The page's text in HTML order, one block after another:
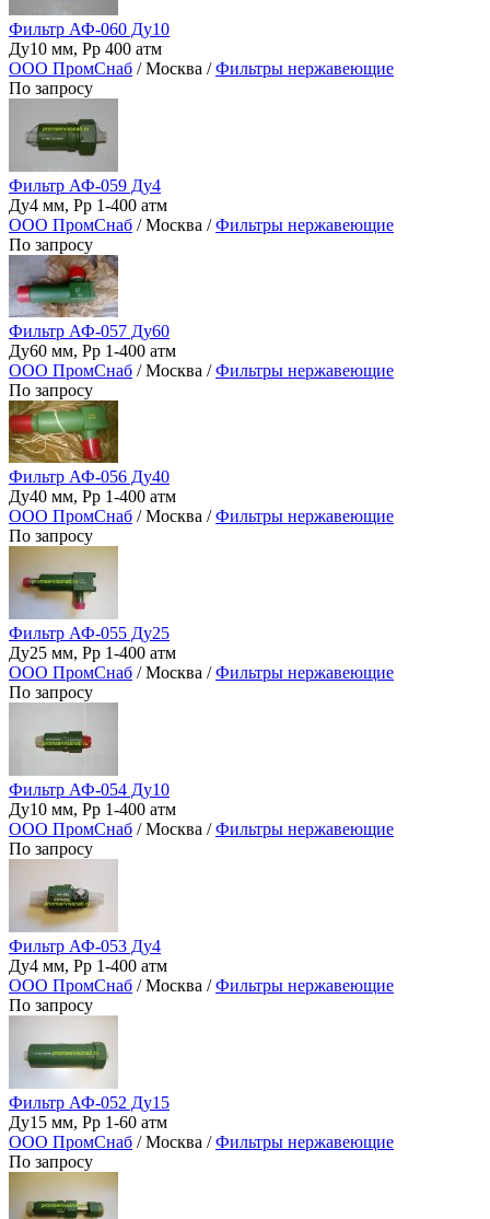
Фильтр АФ-060 Ду10
Ду10 мм, Рр 400 атм
ООО ПромСнаб / Москва /Фильтры нержавеющие
По запросу
Фильтр АФ-059 Ду4
Ду4 мм, Рр 1-400 атм
ООО ПромСнаб / Москва /Фильтры нержавеющие
По запросу
Фильтр АФ-057 Ду60
Ду60 мм, Рр 1-400 атм
ООО ПромСнаб / Москва /Фильтры нержавеющие
По запросу
Фильтр АФ-056 Ду40
Ду40 мм, Рр 1-400 атм
ООО ПромСнаб / Москва /Фильтры нержавеющие
По запросу
Фильтр АФ-055 Ду25
Ду25 мм, Рр 1-400 атм
ООО ПромСнаб / Москва /Фильтры нержавеющие
По запросу
Фильтр АФ-054 Ду10
Ду10 мм, Рр 1-400 атм
ООО ПромСнаб / Москва /Фильтры нержавеющие
По запросу
Фильтр АФ-053 Ду4
Ду4 мм, Рр 1-400 атм
ООО ПромСнаб / Москва /Фильтры нержавеющие
По запросу
Фильтр АФ-052 Ду15
Ду15 мм, Рр 1-60 атм
ООО ПромСнаб / Москва /Фильтры нержавеющие
По запросу